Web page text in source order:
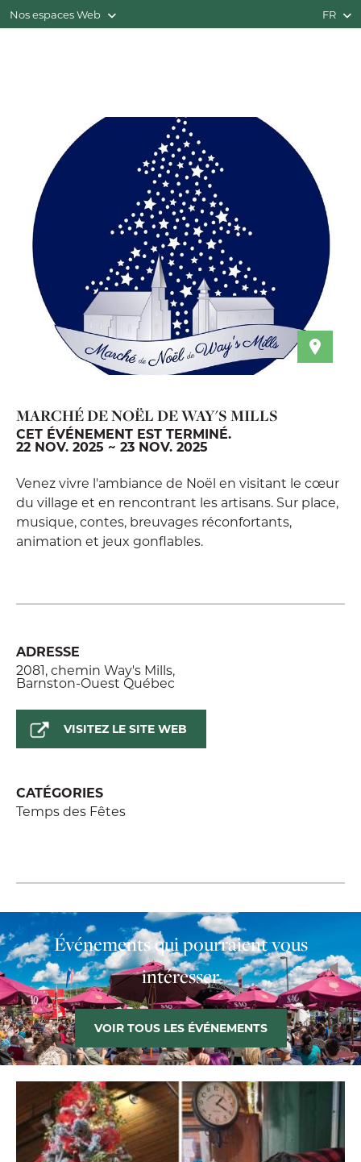
Nos espaces Web FR
MARCHÉ DE NOËL DE WAY'S MILLS
CET ÉVÉNEMENT EST TERMINÉ.
22 NOV. 2025 ~ 23 NOV. 2025
Venez vivre l'ambiance de Noël en visitant le cœur
du village et en rencontrant les artisans. Sur place,
musique, contes, breuvages réconfortants,
animation et jeux gonflables.
ADRESSE
2081, chemin Way's Mills,
Barnston-Ouest Québec
VISITEZ LE SITE WEB
CATÉGORIES
Temps des Fêtes
Événements qui pourraient vous
intéresser
VOIR TOUS LES ÉVÉNEMENTS